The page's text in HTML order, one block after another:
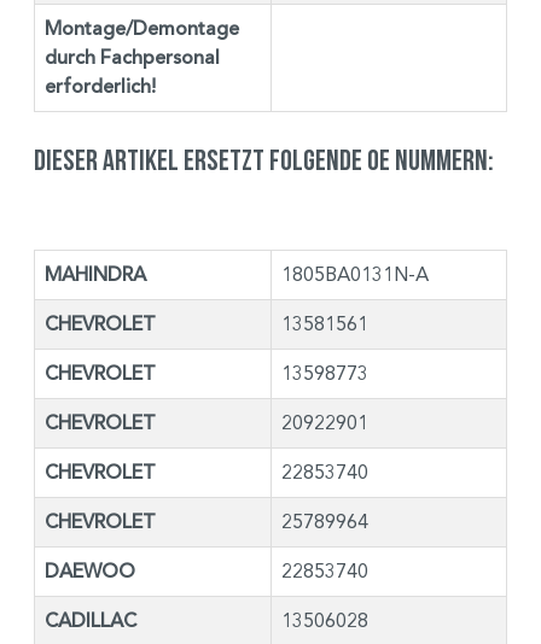
Montage/Demontage
durch Fachpersonal
erforderlich!
Dieser Artikel ersetzt folgende OE Nummern:
MAHINDRA 1805BA0131N-A
CHEVROLET 13581561
CHEVROLET 13598773
CHEVROLET 20922901
CHEVROLET 22853740
CHEVROLET 25789964
DAEWOO 22853740
CADILLAC 13506028